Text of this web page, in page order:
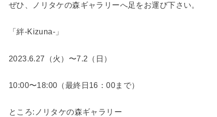
ぜひ、ノリタケの森ギャラリーへ足をお運び下さい。
「絆-Kizuna-」
2023.6.27（火）〜7.2（日）
10:00〜18:00（最終日16：00まで）
ところ:ノリタケの森ギャラリー